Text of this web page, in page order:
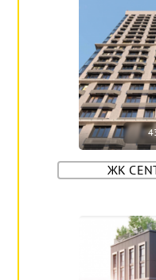
ЖК